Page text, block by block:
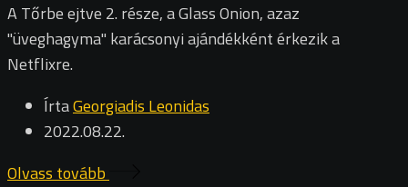
A Tőrbe ejtve 2. része, a Glass Onion, azaz
"üveghagyma" karácsonyi ajándékként érkezik a
Netflixre.
ÍrtaGeorgiadis Leonidas
2022.08.22.
Olvass tovább